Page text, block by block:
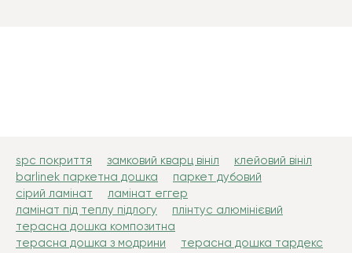
spc покриття замковий кварц вініл
клейовий вініл
barlinek паркетна дошка
паркет дубовий
сірий ламінат
ламінат еггер
ламінат під теплу підлогу
плінтус алюмінієвий
терасна дошка композитна
терасна дошка з модрини
терасна дошка тардекс